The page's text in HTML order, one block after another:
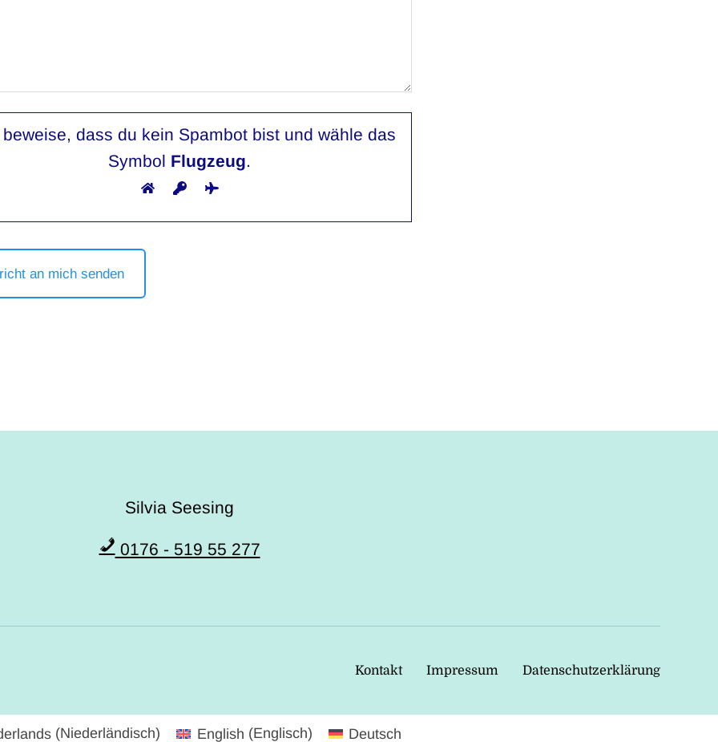
dass du kein Spambot bist und wähle das
Symbol Flugzeug.
Silvia Seesing
0176 - 519 55 277
Kontakt Impressum Datenschutzerklärung
(Niederländisch) English (Englisch) Deutsch